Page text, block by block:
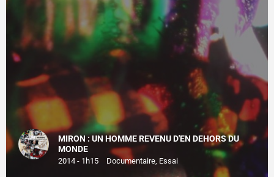
MIRON : UN HOMME REVENU D'EN DEHORS DU
MONDE
2014 - 1h15 Documentaire, Essai